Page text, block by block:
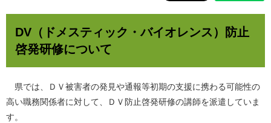
DV（ドメスティック・バイオレンス）防止
啓発研修について
県では、ＤＶ被害者の発見や通報等初期の支援に携わる可能性の
高い職務関係者に対して、ＤＶ防止啓発研修の講師を派遣していま
す。